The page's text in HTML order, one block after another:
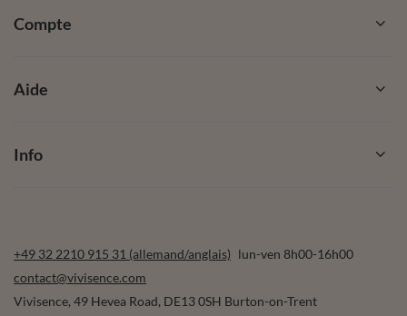
Compte
Aide
Info
+49 32 2210 915 31 (allemand/anglais) lun-ven 8h00-16h00
contact@vivisence.com
Vivisence, 49 Hevea Road, DE13 0SH Burton-on-Trent